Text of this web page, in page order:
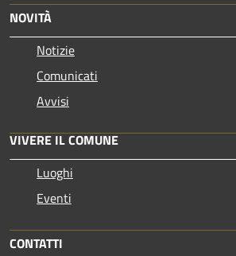
NOVITÀ
Notizie
Comunicati
Avvisi
VIVERE IL COMUNE
Luoghi
Eventi
CONTATTI